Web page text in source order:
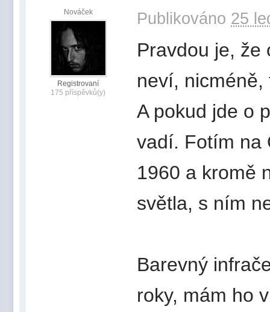
Nováček
Registrovaní
175 příspěvků(y)
Publikováno 25
Pravdou je, že
neví,
A pokud jde o
vadí. Fotím na
1960 a kromě
světla, s ním
Barevný
roky, mám ho